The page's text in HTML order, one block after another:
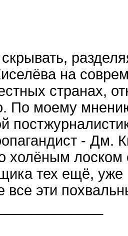
на
странах,
По моему
- Дм.
холёным лоском
тех ещё,
все эти